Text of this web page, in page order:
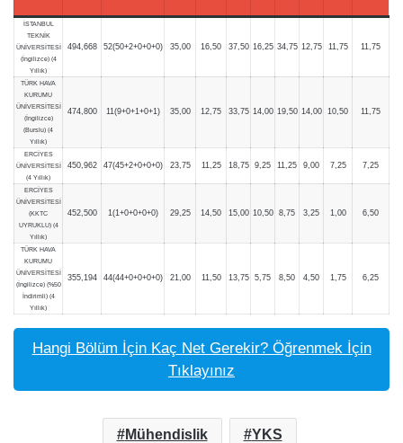
İSTANBUL
TEKNİK
ÜNİVERSİTESİ
(İngilizce) (4
Yıllık)
494,668 52(50+2+0+0+0) 35,00 16,50 37,50 16,25 34,75 12,75 11,75 11,75
TÜRK HAVA
KURUMU
ÜNİVERSİTESİ
(İngilizce)
(Burslu) (4
Yıllık)
474,800 11(9+0+1+0+1) 35,00 12,75 33,75 14,00 19,50 14,00 10,50 11,75
ERCİYES
ÜNİVERSİTESİ
(4 Yıllık)
450,962 47(45+2+0+0+0) 23,75 11,25 18,75 9,25 11,25 9,00 7,25 7,25
ERCİYES
ÜNİVERSİTESİ
(KKTC
UYRUKLU) (4
Yıllık)
452,500 1(1+0+0+0+0) 29,25 14,50 15,00 10,50 8,75 3,25 1,00 6,50
TÜRK HAVA
KURUMU
ÜNİVERSİTESİ
(İngilizce) (%50
İndirimli) (4
Yıllık)
355,194 44(44+0+0+0+0) 21,00 11,50 13,75 5,75 8,50 4,50 1,75 6,25
Hangi Bölüm İçin Kaç Net Gerekir? Öğrenmek İçin
Tıklayınız
Mühendislik YKS